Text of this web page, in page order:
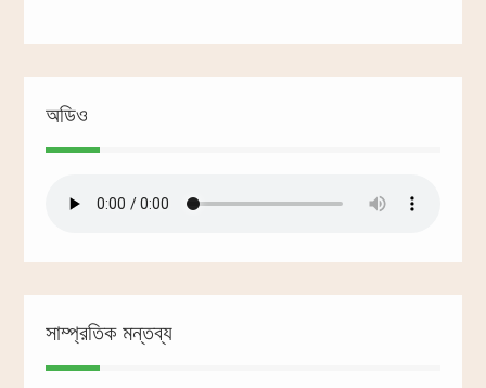
অডিও
সাম্প্রতিক মন্তব্য